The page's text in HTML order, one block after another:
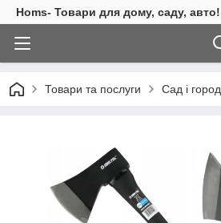
Homs- Товари для дому, саду, авто!
Товари та послуги Сад і город